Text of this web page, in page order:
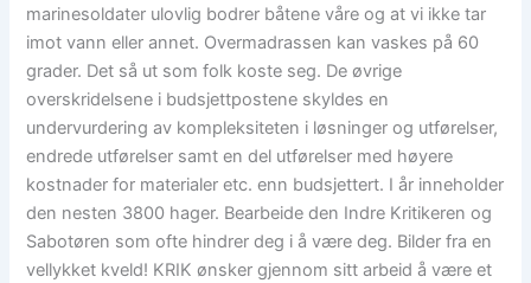
marinesoldater ulovlig bodrer båtene våre og at vi ikke tar
imot vann eller annet. Overmadrassen kan vaskes på 60
grader. Det så ut som folk koste seg. De øvrige
overskridelsene i budsjettpostene skyldes en
undervurdering av kompleksiteten i løsninger og utførelser,
endrede utførelser samt en del utførelser med høyere
kostnader for materialer etc. enn budsjettert. I år inneholder
den nesten 3800 hager. Bearbeide den Indre Kritikeren og
Sabotøren som ofte hindrer deg i å være deg. Bilder fra en
vellykket kveld! KRIK ønsker gjennom sitt arbeid å være et